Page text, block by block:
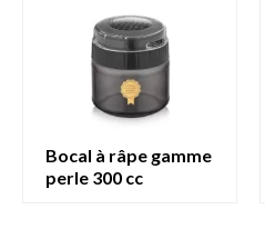
bocal à râpe gamme
perle 300 cc